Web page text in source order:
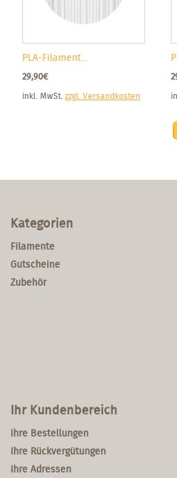
PLA-Filament...
29,90€
inkl. MwSt. zzgl. Versandkosten
Kategorien
Filamente
Gutscheine
Zubehör
Ihr Kundenbereich
Ihre Bestellungen
Ihre Rückvergütungen
Ihre Adressen